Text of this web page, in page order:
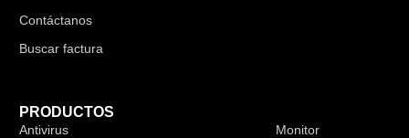
Contáctanos
Buscar factura
PRODUCTOS
Antivirus
Monitor